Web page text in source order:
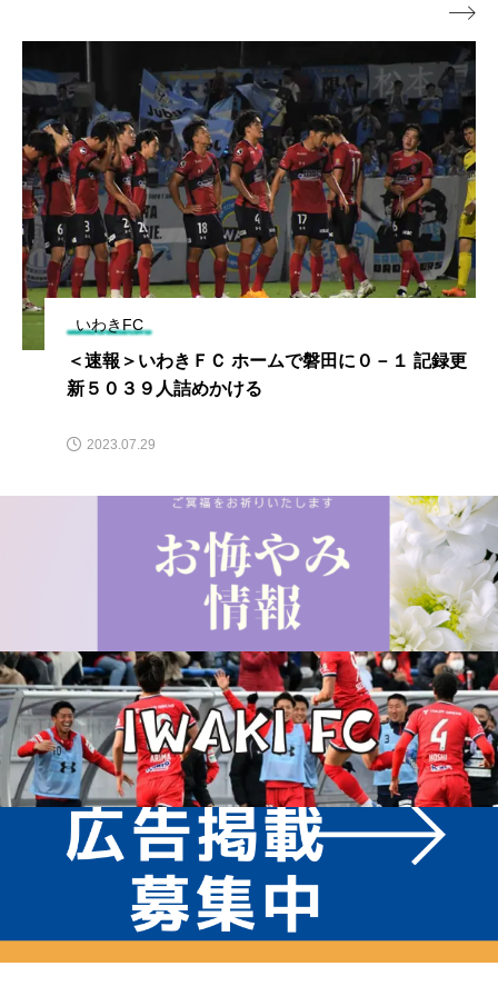
いわきFC
＜速報＞いわきＦＣ ホームで磐田に０－１ 記録更
新５０３９人詰めかける
2023.07.29
